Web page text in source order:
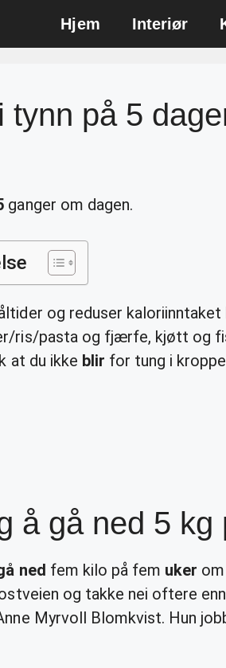
Hjem Interiør
tynn på 5
ganger om dagen.
og reduser kaloriinntaket
ris/pasta og fjærfe, kjøtt og
at du ikke blir for tung i
å gå ned 5 kg
ned fem kilo på fem uker
og takke nei oftere
Myrvoll Blomkvist. Hun